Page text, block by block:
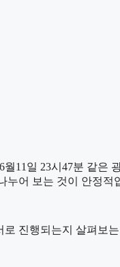
11일 23시47분 같은
누어 보는 것이 안정적
진행되는지 살펴보